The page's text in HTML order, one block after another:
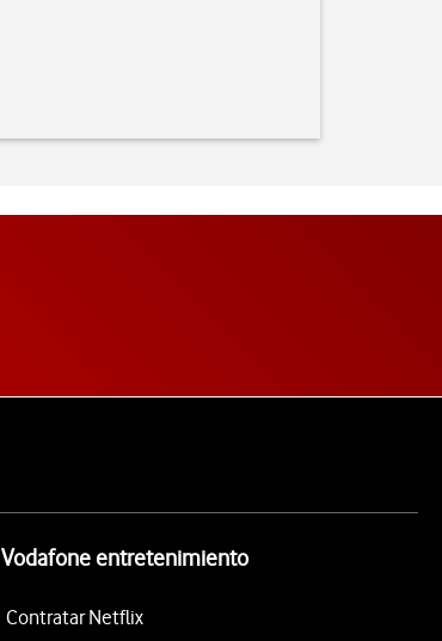
Vodafone entretenimiento
Contratar Netflix